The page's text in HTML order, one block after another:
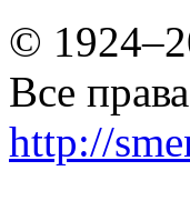
©
Все
http://